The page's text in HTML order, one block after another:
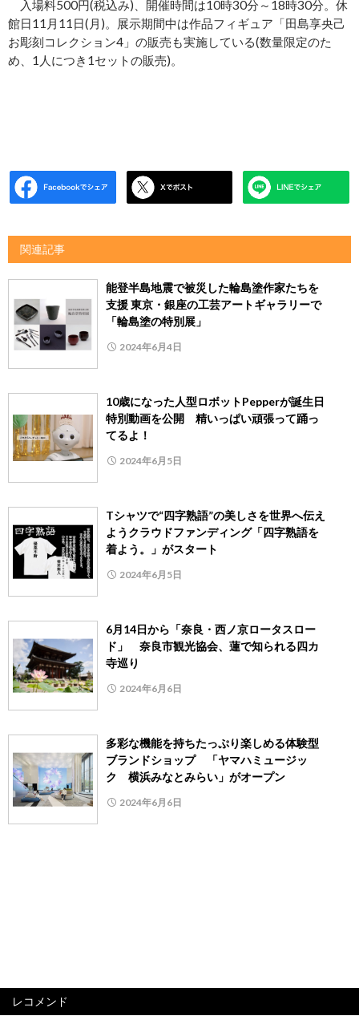
入場料500円(税込み)、開催時間は10時30分～18時30分。休
館日11月11日(月)。展示期間中は作品フィギュア「田島享央己
お彫刻コレクション4」の販売も実施している(数量限定のた
め、1人につき1セットの販売)。
関連記事
能登半島地震で被災した輪島塗作家たちを
支援 東京・銀座の工芸アートギャラリーで
「輪島塗の特別展」
2024年6月4日
10歳になった人型ロボットPepperが誕生日
特別動画を公開 精いっぱい頑張って踊っ
てるよ！
2024年6月5日
Tシャツで“四字熟語”の美しさを世界へ伝え
ようクラウドファンディング「四字熟語を
着よう。」がスタート
2024年6月5日
6月14日から「奈良・西ノ京ロータスロー
ド」 奈良市観光協会、蓮で知られる四カ
寺巡り
2024年6月6日
多彩な機能を持ちたっぷり楽しめる体験型
ブランドショップ 「ヤマハミュージッ
ク 横浜みなとみらい」がオープン
2024年6月6日
レコメンド